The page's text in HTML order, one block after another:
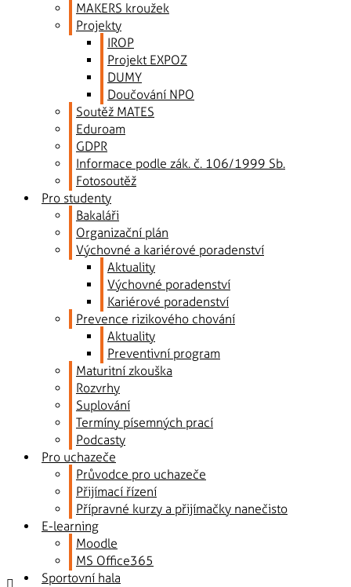
MAKERS kroužek
Projekty
IROP
Projekt EXPOZ
DUMY
Doučování NPO
Soutěž MATES
Eduroam
GDPR
Informace podle zák. č. 106/1999 Sb.
Fotosoutěž
Pro studenty
Bakaláři
Organizační plán
Výchovné a kariérové poradenství
Aktuality
Výchovné poradenství
Kariérové poradenství
Prevence rizikového chování
Aktuality
Preventivní program
Maturitní zkouška
Rozvrhy
Suplování
Termíny písemných prací
Podcasty
Pro uchazeče
Průvodce pro uchazeče
Přijímací řízení
Přípravné kurzy a přijímačky nanečisto
E-learning
Moodle
MS Office365
Sportovní hala